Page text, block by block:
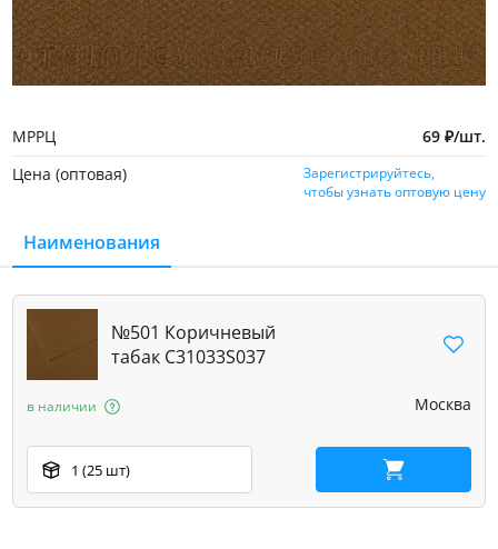
МРРЦ 69 ₽/шт.
Цена (оптовая)
Зарегистрируйтесь,
чтобы узнать оптовую цену
Наименования
№501 Коричневый
табак C31033S037
Москва
в наличии
1 (25 шт) В корзину